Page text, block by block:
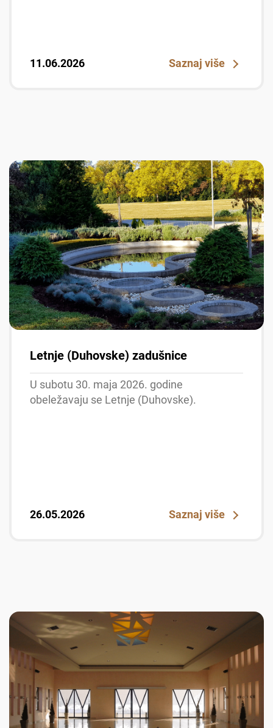
11.06.2026 Saznaj više
Letnje (Duhovske) zadušnice
U subotu 30. maja 2026. godine
obeležavaju se Letnje (Duhovske).
26.05.2026 Saznaj više